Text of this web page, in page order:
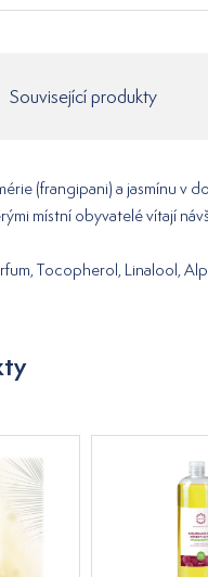
Související produkty
(frangipani) a jasmínu v
místní obyvatelé vítají
Tocopherol, Linalool,